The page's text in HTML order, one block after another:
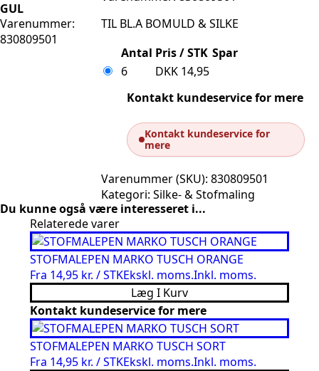
GUL
Varenummer:
830809501
TIL BL.A BOMULD & SILKE
Antal Pris / STK Spar
6
DKK 14,95
Kontakt kundeservice for mere
Kontakt kundeservice for
mere
Varenummer (SKU): 830809501
Kategori: Silke- & Stofmaling
Du kunne også være interesseret i...
Relaterede varer
STOFMALEPEN MARKO TUSCH ORANGE
Fra 14,95 kr. / STKEkskl. moms.Inkl. moms.
Læg I Kurv
Kontakt kundeservice for mere
STOFMALEPEN MARKO TUSCH SORT
Fra 14,95 kr. / STKEkskl. moms.Inkl. moms.